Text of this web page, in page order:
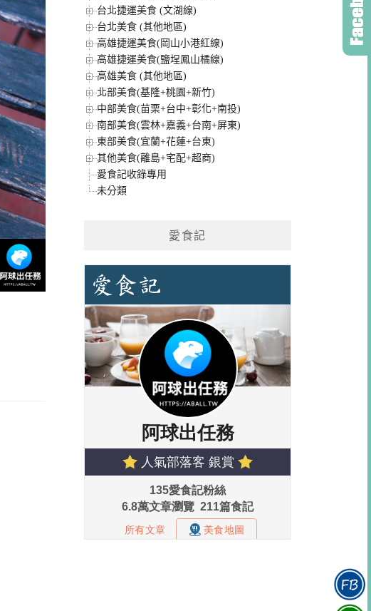
台北捷運美食 (文湖線)
台北美食 (其他地區)
高雄捷運美食(岡山小港紅線)
高雄捷運美食(鹽埕鳳山橘線)
高雄美食 (其他地區)
北部美食(基隆+桃園+新竹)
中部美食(苗栗+台中+彰化+南投)
南部美食(雲林+嘉義+台南+屏東)
東部美食(宜蘭+花蓮+台東)
其他美食(離島+宅配+超商)
愛食記收錄專用
未分類
愛食記